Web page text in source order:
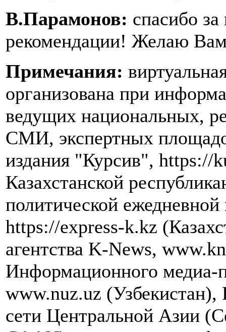
В.Парамонов: спасибо
рекомендации! Желаю
Примечания:
организована при
ведущих национальных,
СМИ, экспертных
издания "Курсив", https://
Казахстанской
политической
https://express-k.kz
агентства K-News,
Информационного медиа-
www.nuz.uz (Узбекистан),
сети Центральной Азии